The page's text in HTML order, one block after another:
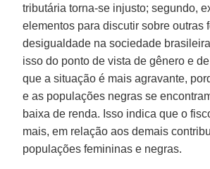
tributária torna-se injusto; segundo,
elementos para discutir sobre outras
desigualdade na sociedade
isso do ponto de vista de gênero e
que a situação é mais agravante,
e as populações negras se
baixa de renda. Isso indica que o
mais, em relação aos demais
populações femininas e negras.